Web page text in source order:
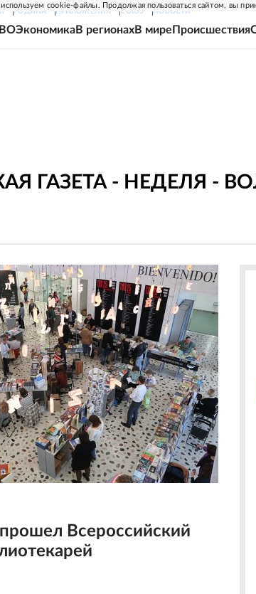
cookie-файлы. Продолжая пользоваться сайтом, вы
РОДИНА ПРИЛОЖЕНИЯ СОЮЗ НОВОСТИ
ЭкономикаВ регионахВ мире Происшествия
ГАЗЕТА - НЕДЕЛЯ -
Всероссийский